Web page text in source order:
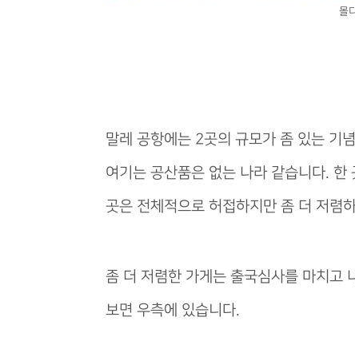
몰
말레 공항에는 2곳의 규모가 좀 있는 기
여기는 공산품은 없는 나라 같습니다.
곳은 전체적으로 허접하지만 좀 더 저렴
좀 더 저렴한 가게는 출국심사를 마치고
보면 우측에 있습니다.